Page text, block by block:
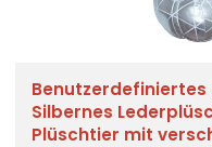
Benutzerdefiniertes
Silbernes
Plüschtier mit